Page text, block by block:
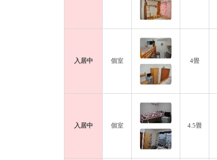
入居中 個室 4畳
入居中 個室 4.5畳